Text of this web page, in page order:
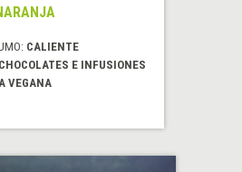
CALIENTE
E INFUSIONES
VEGANA